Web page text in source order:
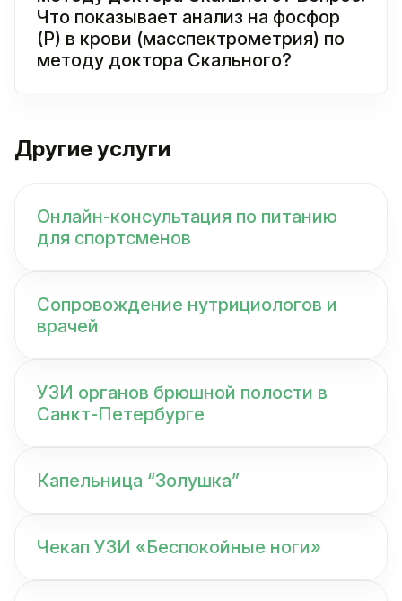
Что показывает анализ на фосфор
(P) в крови (масспектрометрия) по
методу доктора Скального?
Другие услуги
Онлайн-консультация по питанию
для спортсменов
Сопровождение нутрициологов и
врачей
УЗИ органов брюшной полости в
Санкт-Петербурге
Капельница “Золушка”
Чекап УЗИ «Беспокойные ноги»